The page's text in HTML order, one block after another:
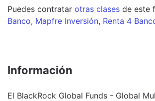
Puedes contratar otras clases de este
Banco, Mapfre Inversión, Renta 4
Información
El BlackRock Global Funds - Global